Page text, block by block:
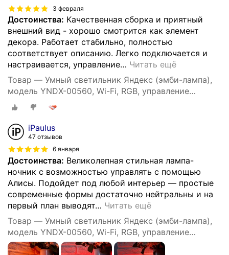
3 февраля
Достоинства: Качественная сборка и приятный
внешний вид - хорошо смотрится как элемент
декора. Работает стабильно, полностью
соответствует описанию. Легко подключается и
настраивается, управление… Читать ещё
Товар — Умный светильник Яндекс (эмби-лампа),
модель YNDX-00560, Wi-Fi, RGB, управление
голосом, белый
iPaulus
47 отзывов
6 января
Достоинства: Великолепная стильная лампа-
ночник с возможностью управлять с помощью
Алисы. Подойдет под любой интерьер — простые
современные формы достаточно нейтральны и на
первый план выводят… Читать ещё
Товар — Умный светильник Яндекс (эмби-лампа),
модель YNDX-00560, Wi-Fi, RGB, управление
голосом, белый